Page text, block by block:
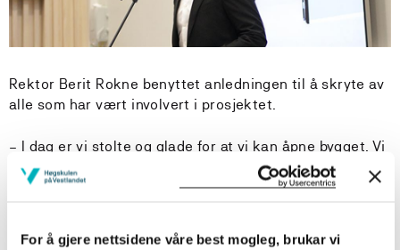
For å gjere nettsidene våre best mogleg, brukar vi
Rektor Berit Rokne benyttet anledningen til å skryte av
alle som har vært involvert i prosjektet.
– I dag er vi stolte og glade for at vi kan åpne bygget. Vi
markerer at HVL har nådd en viktig milepæl for campus
Bergen. Endelig er vi samlet på ett sted. Dette er et
miljøvennlig og teknologisk framtidsrettet, skrøt rektor.